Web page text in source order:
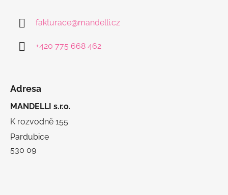
fakturace@mandelli.cz
+420 775 668 462
Adresa
MANDELLI s.r.o.
K rozvodně 155
Pardubice
530 09